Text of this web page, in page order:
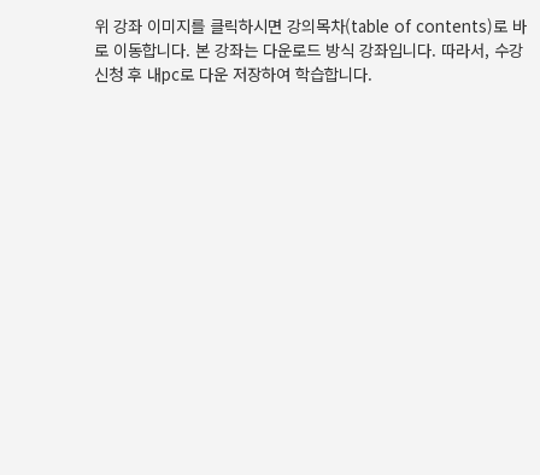
위 강좌 이미지를 클릭하시면 강의목차(table of contents)로 바
로 이동합니다. 본 강좌는 다운로드 방식 강좌입니다. 따라서, 수강
신청 후 내pc로 다운 저장하여 학습합니다.